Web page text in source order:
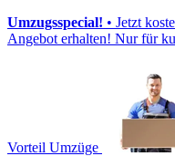
Umzugsspecial! • Jetzt
Angebot erhalten! Nur für
Vorteil Umzüge